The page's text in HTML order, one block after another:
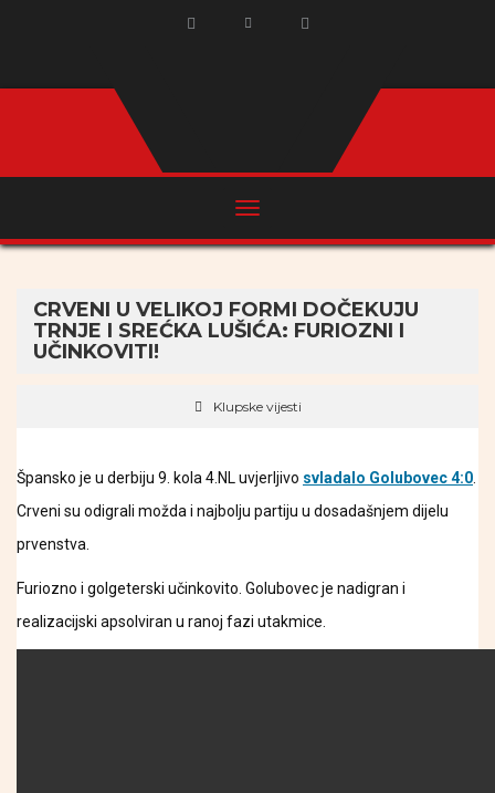
CRVENI U VELIKOJ FORMI DOČEKUJU
TRNJE I SREĆKA LUŠIĆA: FURIOZNI I
UČINKOVITI!
Klupske vijesti
Špansko je u derbiju 9. kola 4.NL uvjerljivo svladalo Golubovec 4:0
Crveni su odigrali možda i najbolju partiju u dosadašnjem dijelu
prvenstva.
Furiozno i golgeterski učinkovito. Golubovec je nadigran i
realizacijski apsolviran u ranoj fazi utakmice.